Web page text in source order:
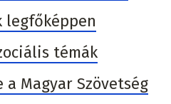
legfőképpen
témák
Magyar Szövetség